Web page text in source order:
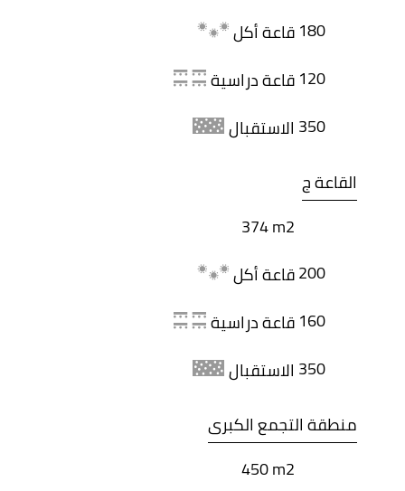
قاعة أكل180
قاعة دراسية120
الاستقبال 350
القاعة ج
374 m2
قاعة أكل200
قاعة دراسية160
الاستقبال 350
منطقة التجمع الكبرى
450 m2